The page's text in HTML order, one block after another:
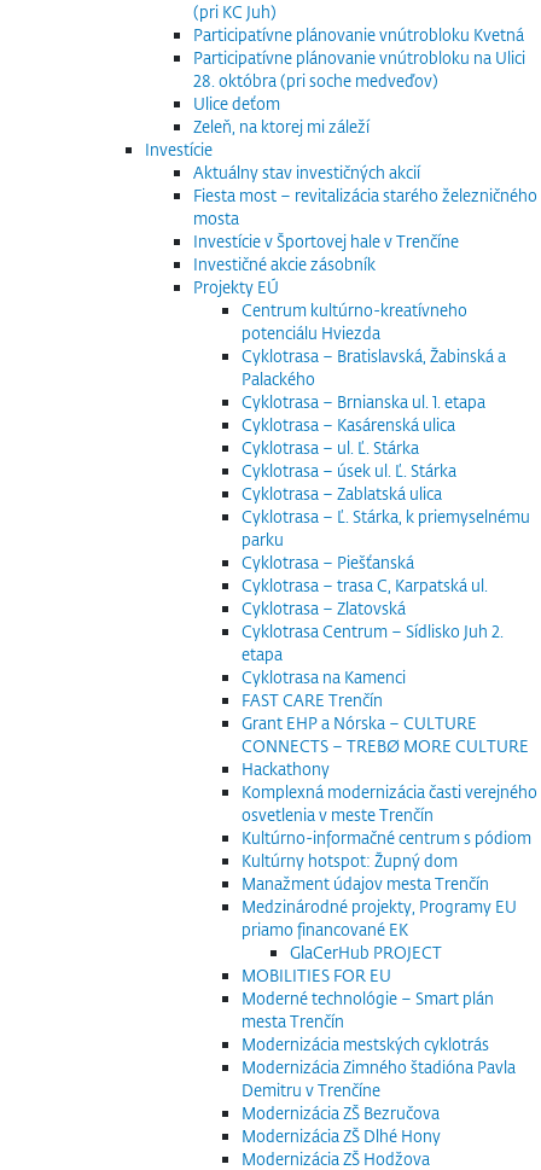
(pri KC Juh)
Participatívne plánovanie vnútrobloku Kvetná
Participatívne plánovanie vnútrobloku na Ulici
28. októbra (pri soche medveďov)
Ulice deťom
Zeleň, na ktorej mi záleží
Investície
Aktuálny stav investičných akcií
Fiesta most – revitalizácia starého železničného
mosta
Investície v Športovej hale v Trenčíne
Investičné akcie zásobník
Projekty EÚ
Centrum kultúrno-kreatívneho
potenciálu Hviezda
Cyklotrasa – Bratislavská, Žabinská a
Palackého
Cyklotrasa – Brnianska ul. 1. etapa
Cyklotrasa – Kasárenská ulica
Cyklotrasa – ul. Ľ. Stárka
Cyklotrasa – úsek ul. Ľ. Stárka
Cyklotrasa – Zablatská ulica
Cyklotrasa – Ľ. Stárka, k priemyselnému
parku
Cyklotrasa – Piešťanská
Cyklotrasa – trasa C, Karpatská ul.
Cyklotrasa – Zlatovská
Cyklotrasa Centrum – Sídlisko Juh 2.
etapa
Cyklotrasa na Kamenci
FAST CARE Trenčín
Grant EHP a Nórska – CULTURE
CONNECTS – TREBØ MORE CULTURE
Hackathony
Komplexná modernizácia časti verejného
osvetlenia v meste Trenčín
Kultúrno-informačné centrum s pódiom
Kultúrny hotspot: Župný dom
Manažment údajov mesta Trenčín
Medzinárodné projekty, Programy EU
priamo financované EK
GlaCerHub PROJECT
MOBILITIES FOR EU
Moderné technológie – Smart plán
mesta Trenčín
Modernizácia mestských cyklotrás
Modernizácia Zimného štadióna Pavla
Demitru v Trenčíne
Modernizácia ZŠ Bezručova
Modernizácia ZŠ Dlhé Hony
Modernizácia ZŠ Hodžova